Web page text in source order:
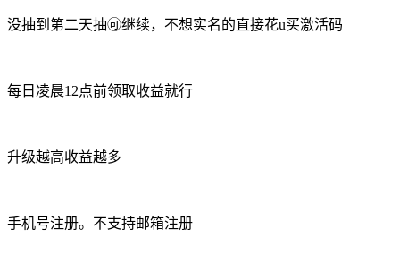
没抽到第二天抽🉑继续，不想实名的直接花u买激活码
每日凌晨12点前领取收益就行
升级越高收益越多
手机号注册。不支持邮箱注册